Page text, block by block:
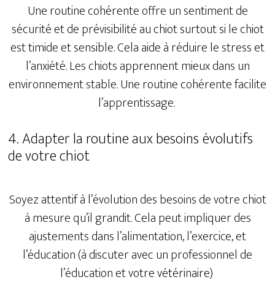
Une routine cohérente offre un sentiment de
sécurité et de prévisibilité au chiot surtout si le chiot
est timide et sensible. Cela aide à réduire le stress et
l’anxiété. Les chiots apprennent mieux dans un
environnement stable. Une routine cohérente facilite
l’apprentissage.
4. Adapter la routine aux besoins évolutifs
de votre chiot
Soyez attentif à l’évolution des besoins de votre chiot
à mesure qu’il grandit. Cela peut impliquer des
ajustements dans l’alimentation, l’exercice, et
l’éducation (à discuter avec un professionnel de
l’éducation et votre vétérinaire)